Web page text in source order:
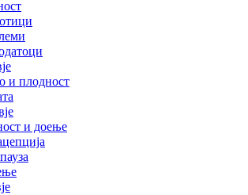
и плодност
и доење